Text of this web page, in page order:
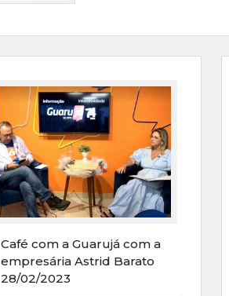
Café com a Guarujá com a
empresária Astrid Barato
28/02/2023